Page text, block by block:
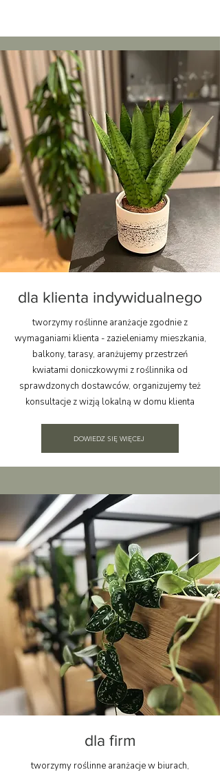
dla klienta indywidualnego
tworzymy roślinne aranżacje zgodnie z
wymaganiami klienta - zazieleniamy mieszkania,
balkony, tarasy, aranżujemy przestrzeń
kwiatami doniczkowymi z roślinnika od
sprawdzonych dostawców, organizujemy też
konsultacje z wizją lokalną w domu klienta
DOWIEDZ SIĘ WIĘCEJ
dla firm
tworzymy roślinne aranżacje w biurach,